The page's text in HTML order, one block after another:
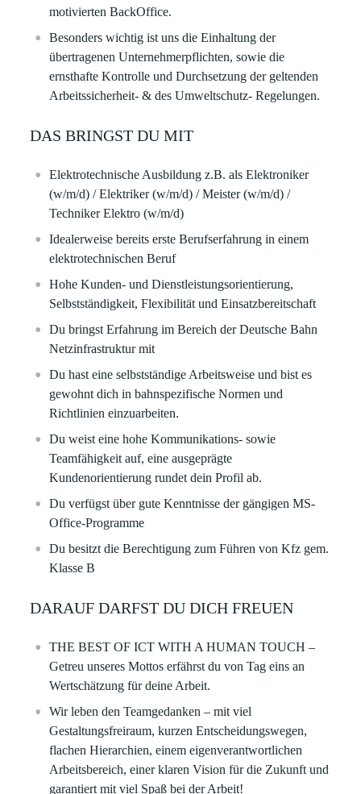
motivierten BackOffice.
Besonders wichtig ist uns die Einhaltung der
übertragenen Unternehmerpflichten, sowie die
ernsthafte Kontrolle und Durchsetzung der geltenden
Arbeitssicherheit- & des Umweltschutz- Regelungen.
DAS BRINGST DU MIT
Elektrotechnische Ausbildung z.B. als Elektroniker
(w/m/d) / Elektriker (w/m/d) / Meister (w/m/d) /
Techniker Elektro (w/m/d)
Idealerweise bereits erste Berufserfahrung in einem
elektrotechnischen Beruf
Hohe Kunden- und Dienstleistungsorientierung,
Selbstständigkeit, Flexibilität und Einsatzbereitschaft
Du bringst Erfahrung im Bereich der Deutsche Bahn
Netzinfrastruktur mit
Du hast eine selbstständige Arbeitsweise und bist es
gewohnt dich in bahnspezifische Normen und
Richtlinien einzuarbeiten.
Du weist eine hohe Kommunikations- sowie
Teamfähigkeit auf, eine ausgeprägte
Kundenorientierung rundet dein Profil ab.
Du verfügst über gute Kenntnisse der gängigen MS-
Office-Programme
Du besitzt die Berechtigung zum Führen von Kfz gem.
Klasse B
DARAUF DARFST DU DICH FREUEN
THE BEST OF ICT WITH A HUMAN TOUCH –
Getreu unseres Mottos erfährst du von Tag eins an
Wertschätzung für deine Arbeit. ​
Wir leben den Teamgedanken – mit viel
Gestaltungsfreiraum, kurzen Entscheidungswegen,
flachen Hierarchien, einem eigenverantwortlichen
Arbeitsbereich, einer klaren Vision für die Zukunft und
garantiert mit viel Spaß bei der Arbeit!​